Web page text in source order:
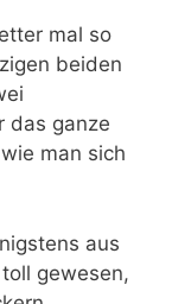
mal so
beiden
das ganze
man sich
aus
gewesen,